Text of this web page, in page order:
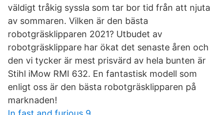
väldigt tråkig syssla som tar bor tid från att njuta
av sommaren. Vilken är den bästa
robotgräsklipparen 2021? Utbudet av
robotgräsklippare har ökat det senaste åren och
den vi tycker är mest prisvärd av hela bunten är
Stihl iMow RMI 632. En fantastisk modell som
enligt oss är den bästa robotgräsklipparen på
marknaden!